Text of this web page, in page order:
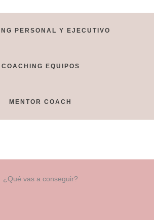
PERSONAL Y EJECUTIVO
COACHING EQUIPOS
MENTOR COACH
¿Qué vas a conseguir?